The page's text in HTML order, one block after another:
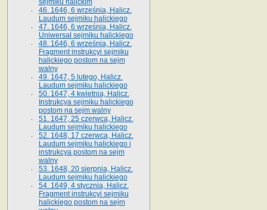
sejmiku halickim
46. 1646, 6 września, Halicz.
Laudum sejmiku halickiego
47. 1646, 6 września, Halicz.
Uniwersał sejmiku halickiego
48. 1646, 6 września, Halicz.
Fragment instrukcyi sejmiku
halickiego postom na sejm
walny
49. 1647, 5 lutego, Halicz.
Laudum sejmiku halickiego
50. 1647, 4 kwietnia, Halicz.
Instrukcya sejmiku halickiego
postom na sejm walny
51. 1647, 25 czerwca, Halicz.
Laudum sejmiku halickiego
52. 1648, 17 czerwca, Halicz.
Laudum sejmiku halickiego i
instrukcya postom na sejm
walny
53. 1648, 20 sierpnia, Halicz.
Laudum sejmiku halickiego
54. 1649, 4 stycznia, Halicz.
Fragment instrukcyi sejmiku
halickiego postom na sejm